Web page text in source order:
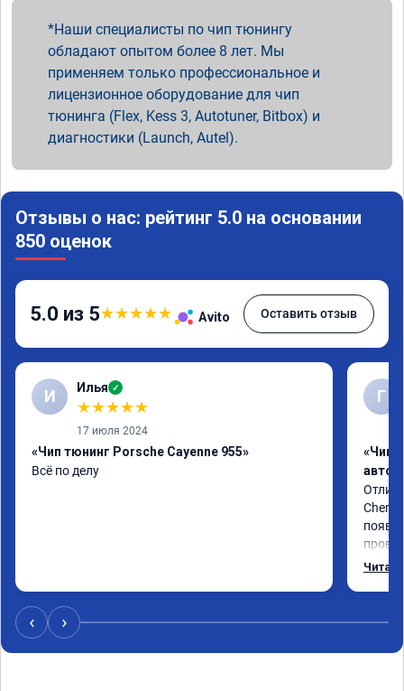
Наши специалисты по чип тюнингу
обладают опытом более 8 лет. Мы
применяем только профессиональное и
лицензионное оборудование для чип
тюнинга (Flex, Kess 3, Autotuner, Bitbox) и
диагностики (Launch, Autel).
Отзывы о нас: рейтинг 5.0 на основании
850 оценок
5.0 из 5★★★★★ Avito Оставить отзыв
И Илья ✓
★★★★★
17 июля 2024
«Чип тюнинг Porsche Cayenne 955»
Всё по делу
Г
«Чип
Chery
‹ ›